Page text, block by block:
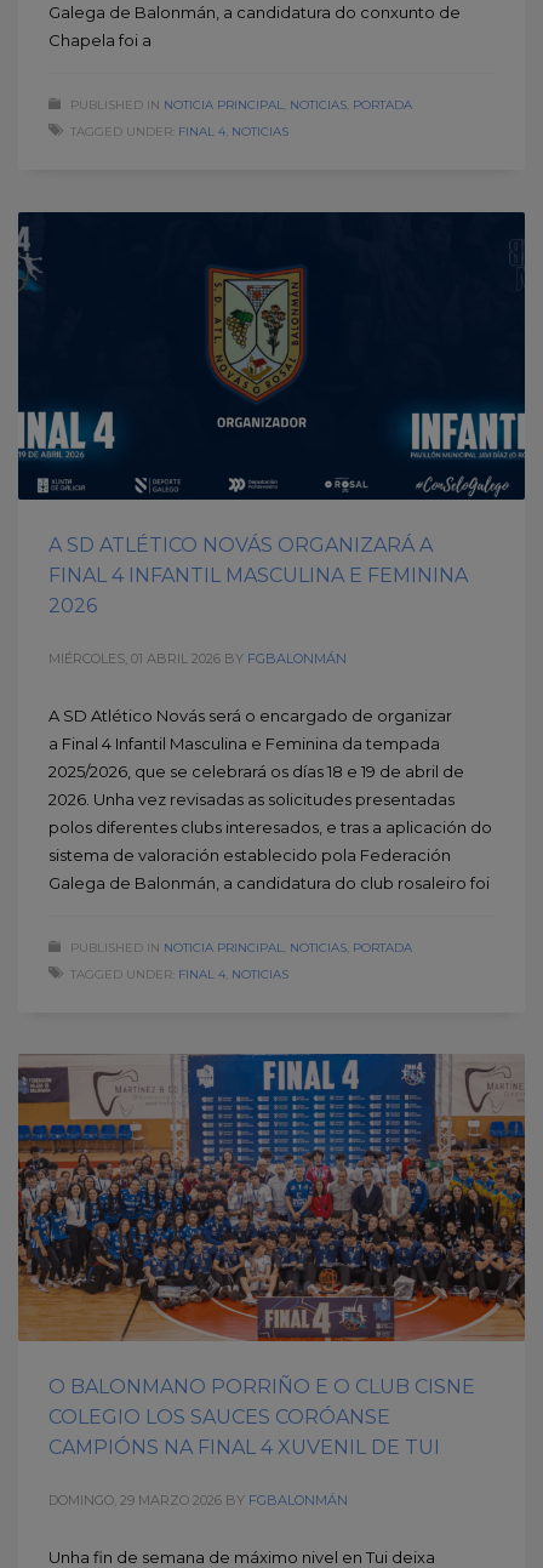
Galega de Balonmán, a candidatura do conxunto de
Chapela foi a
PUBLISHED IN NOTICIA PRINCIPAL NOTICIAS PORTADA
TAGGED UNDER: FINAL 4 NOTICIAS
A SD ATLÉTICO NOVÁS ORGANIZARÁ A
FINAL 4 INFANTIL MASCULINA E FEMININA
2026
MIÉRCOLES, 01 ABRIL 2026 BY FGBALONMÁN
A SD Atlético Novás será o encargado de organizar
a Final 4 Infantil Masculina e Feminina da tempada
2025/2026, que se celebrará os días 18 e 19 de abril de
2026. Unha vez revisadas as solicitudes presentadas
polos diferentes clubs interesados, e tras a aplicación do
sistema de valoración establecido pola Federación
Galega de Balonmán, a candidatura do club rosaleiro foi
PUBLISHED IN NOTICIA PRINCIPAL NOTICIAS PORTADA
TAGGED UNDER: FINAL 4 NOTICIAS
O BALONMANO PORRIÑO E O CLUB CISNE
COLEGIO LOS SAUCES CORÓANSE
CAMPIÓNS NA FINAL 4 XUVENIL DE TUI
DOMINGO, 29 MARZO 2026 BY FGBALONMÁN
Unha fin de semana de máximo nivel en Tui deixa